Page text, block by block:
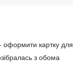
оформити картку для
з обома